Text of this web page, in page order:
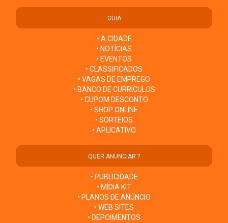
GUIA
• A CIDADE
• NOTÍCIAS
• EVENTOS
• CLASSIFICADOS
• VAGAS DE EMPREGO
• BANCO DE CURRÍCULOS
• CUPOM DESCONTO
• SHOP ONLINE
• SORTEIOS
• APLICATIVO
QUER ANUNCIAR ?
• PUBLICIDADE
• MÍDIA KIT
• PLANOS DE ANÚNCIO
• WEB SITES
• DEPOIMENTOS